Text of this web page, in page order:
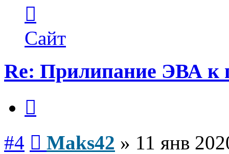
пользователя
Maks42
Сайт
Re: Прилипание ЭВА к
#4 Maks42 » 11 янв